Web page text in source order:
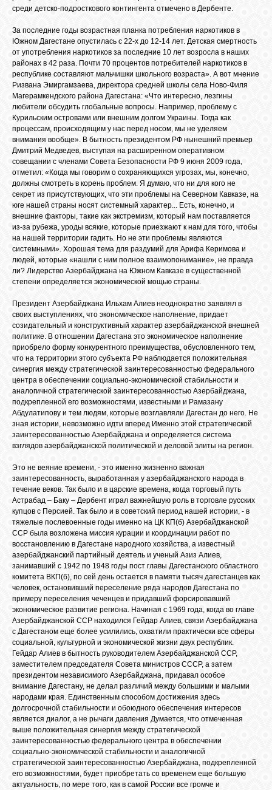
среди детско-подросткового контингента отмечено в Дербенте.
За последние годы возрастная планка потребления наркотиков в
Южном Дагестане опустилась с 22-х до 12-14 лет. Детская смертность
от употребления наркотиков за последние 10 лет возросла в наших
районах в 42 раза. Почти 70 процентов потребителей наркотиков в
республике составляют мальчишки школьного возраста». А вот мнение
Ризвана Эмиргамзаева, директора средней школы села Ново-Филя
Магерамкендского района Дагестана: «Что интересно, лезгины
любители обсудить глобальные вопросы. Например, проблему с
Курильским островами или внешним долгом Украины. Тогда как
процессам, происходящим у нас перед носом, мы не уделяем
внимания вообще». В бытность президентом РФ нынешний премьер
Дмитрий Медведев, выступая на расширенном оперативном
совещании с членами Совета Безопасности РФ 9 июня 2009 года,
отметил: «Когда мы говорим о сохраняющихся угрозах, мы, конечно,
должны смотреть в корень проблем. Я думаю, что ни для кого не
секрет из присутствующих, что эти проблемы на Северном Кавказе, на
юге нашей страны носят системный характер... Есть, конечно, и
внешние факторы, такие как экстремизм, который нам поставляется
из-за рубежа, уроды всякие, которые приезжают к нам для того, чтобы
на нашей территории гадить. Но не эти проблемы являются
системными». Хорошая тема для раздумий для Арифа Керимова и
людей, которые «нашли с ним полное взаимопонимание», не правда
ли? Лидерство Азербайджана на Южном Кавказе в существенной
степени определяется экономической мощью страны.
Президент Азербайджана Ильхам Алиев неоднократно заявлял в
своих выступлениях, что экономическое наполнение, придает
созидательный и конструктивный характер азербайджанской внешней
политике. В отношении Дагестана это экономическое наполнение
приобрело форму конкурентного преимущества, обусловленного тем,
что на территории этого субъекта РФ наблюдается положительная
синергия между стратегической заинтересованностью федерального
центра в обеспечении социально-экономической стабильности и
аналогичной стратегической заинтересованностью Азербайджана,
подкрепленной его возможностями, известными и Рамазану
Абдулатипову и тем людям, которые возглавляли Дагестан до него. Не
зная истории, невозможно идти вперед Именно этой стратегической
заинтересованностью Азербайджана и определяется система
взглядов азербайджанской политической и деловой элиты на регион.
Это не веяние времени, - это именно жизненно важная
заинтересованность, выработанная у азербайджанского народа в
течение веков. Так было и в царские времена, когда торговый путь
Астрабад – Баку – Дербент играл важнейшую роль в торговле русских
купцов с Персией. Так было и в советский период нашей истории, - в
тяжелые послевоенные годы именно на ЦК КП(б) Азербайджанской
ССР была возложена миссия курации и координации работ по
восстановлению в Дагестане народного хозяйства, а известный
азербайджанский партийный деятель и ученый Азиз Алиев,
занимавший с 1942 по 1948 годы пост главы Дагестанского областного
комитета ВКП(б), по сей день остается в памяти тысяч дагестанцев как
человек, остановивший переселение ряда народов Дагестана по
примеру переселения чеченцев и придавший форсировавший
экономическое развитие региона. Начиная с 1969 года, когда во главе
Азербайджанской ССР находился Гейдар Алиев, связи Азербайджана
с Дагестаном еще более усилились, охватили практически все сферы
социальной, культурной и экономической жизни двух республик.
Гейдар Алиев в бытность руководителем Азербайджанской ССР,
заместителем председателя Совета министров СССР, а затем
президентом независимого Азербайджана, придавал особое
внимание Дагестану, не делал различий между большими и малыми
народами края. Единственным способом достижения здесь
долгосрочной стабильности и обоюдного обеспечения интересов
является диалог, а не рычаги давления Думается, что отмеченная
выше положительная синергия между стратегической
заинтересованностью федерального центра в обеспечении
социально-экономической стабильности и аналогичной
стратегической заинтересованностью Азербайджана, подкрепленной
его возможностями, будет приобретать со временем еще большую
актуальность, по мере того, как в самой России все громче и